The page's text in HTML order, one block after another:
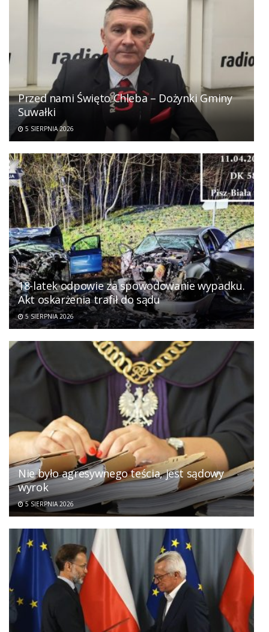
Przed nami Święto Chleba – Dożynki Gminy
Suwałki
5 SIERPNIA 2026
18-latek odpowie za spowodowanie wypadku.
Akt oskarżenia trafił do sądu
5 SIERPNIA 2026
Nie było agresywnego teścia, jest sądowy
wyrok
5 SIERPNIA 2026